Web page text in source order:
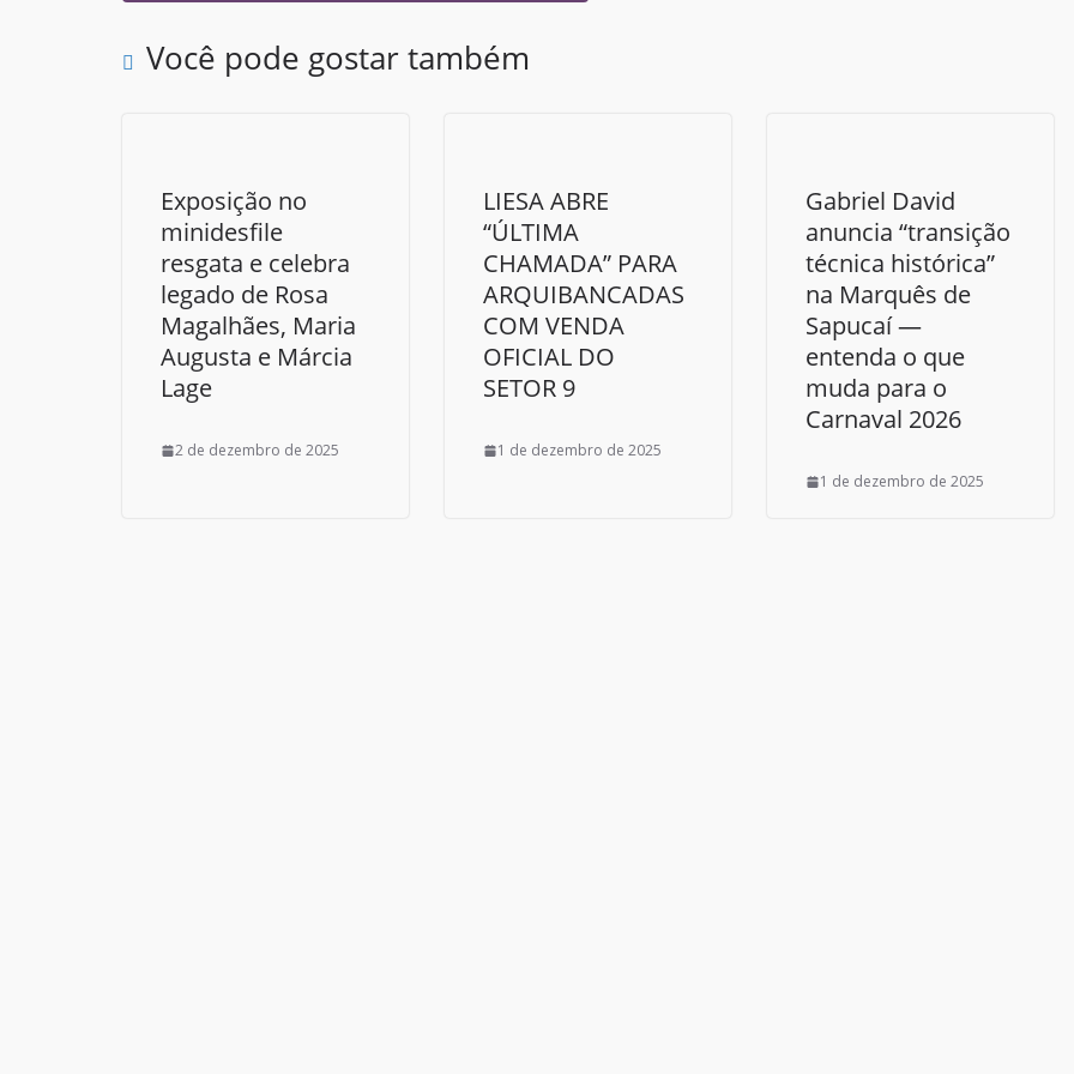
Você pode gostar também
Exposição no
minidesfile
resgata e celebra
legado de Rosa
Magalhães, Maria
Augusta e Márcia
Lage
2 de dezembro de 2025
LIESA ABRE
“ÚLTIMA
CHAMADA” PARA
ARQUIBANCADAS
COM VENDA
OFICIAL DO
SETOR 9
1 de dezembro de 2025
Gabriel David
anuncia “transição
técnica histórica”
na Marquês de
Sapucaí —
entenda o que
muda para o
Carnaval 2026
1 de dezembro de 2025